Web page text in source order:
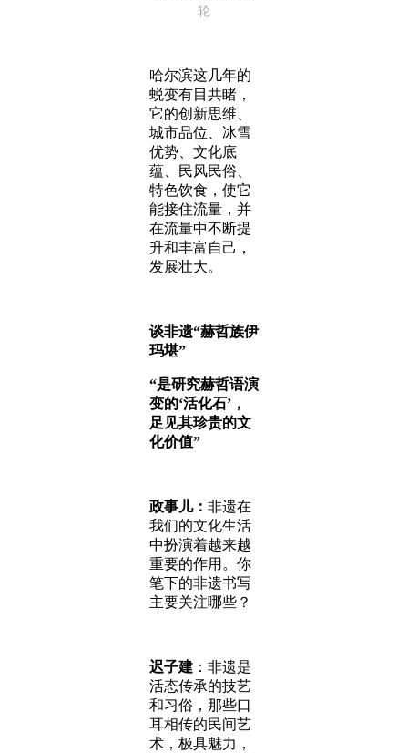
轮
哈尔滨这几年的
蜕变有目共睹，
它的创新思维、
城市品位、冰雪
优势、文化底
蕴、民风民俗、
特色饮食，使它
能接住流量，并
在流量中不断提
升和丰富自己，
发展壮大。
谈非遗“赫哲族伊
玛堪”
“是研究赫哲语演
变的‘活化石’，
足见其珍贵的文
化价值”
政事儿： 非遗在
我们的文化生活
中扮演着越来越
重要的作用。你
笔下的非遗书写
主要关注哪些？
迟子建 ：非遗是
活态传承的技艺
和习俗，那些口
耳相传的民间艺
术，极具魅力，